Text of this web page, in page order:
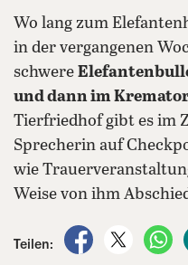
Wo lang zum
in der vergangenen
schwere
und dann im
Tierfriedhof gibt es im
Sprecherin auf
wie
Weise von ihm
Teilen:
auf Facebook
auf X